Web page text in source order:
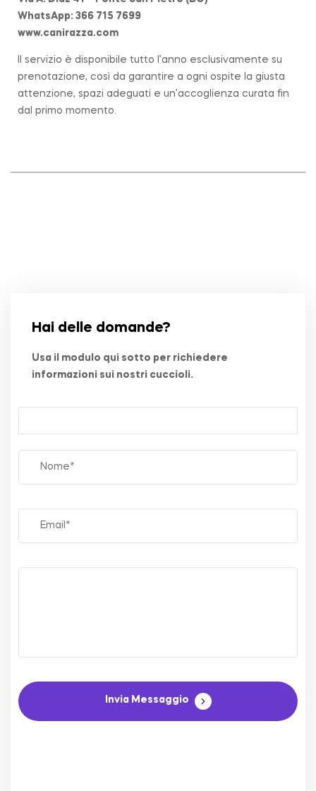
WhatsApp: 366 715 7699
www.canirazza.com
Il servizio è disponibile tutto l’anno esclusivamente su
prenotazione, così da garantire a ogni ospite la giusta
attenzione, spazi adeguati e un’accoglienza curata fin
dal primo momento.
Hai delle domande?
Usa il modulo qui sotto per richiedere
informazioni sui nostri cuccioli.
Invia Messaggio